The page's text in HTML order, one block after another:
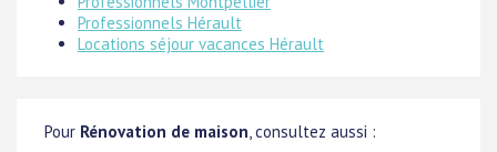
Professionnels Hérault
Locations séjour vacances Hérault
Pour Rénovation de maison, consultez aussi :